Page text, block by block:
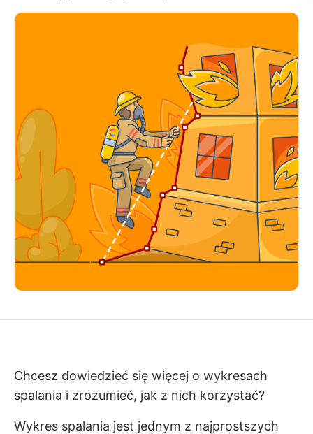
Chcesz dowiedzieć się więcej o wykresach
spalania i zrozumieć, jak z nich korzystać?
Wykres spalania jest jednym z najprostszych